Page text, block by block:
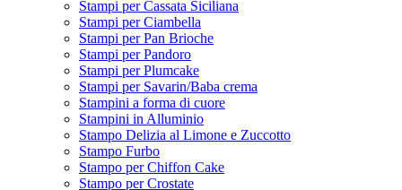
Stampi per Cassata Siciliana
Stampi per Ciambella
Stampi per Pan Brioche
Stampi per Pandoro
Stampi per Plumcake
Stampi per Savarin/Baba crema
Stampini a forma di cuore
Stampini in Alluminio
Stampo Delizia al Limone e Zuccotto
Stampo Furbo
Stampo per Chiffon Cake
Stampo per Crostate